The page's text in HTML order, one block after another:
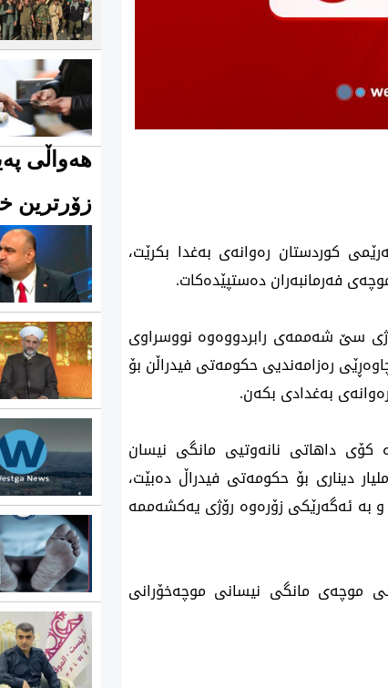
داهاتی نانه‌وتی هه‌رێمی كوردستان ر‌ه‌وانه‌ی به‌غدا بكرێت،
فه‌رمانبه‌ران ده‌ستپێده‌كات.
سێ شه‌ممه‌ی ر‌ابردووه‌وه‌ نووسراوی
ره‌زامه‌ندیی حكومه‌تی فیدراڵن بۆ
.
كۆی داهاتی نانه‌وتیی مانگی نیسان
نزیكه‌ی 100 ملیار دینار بووه‌، له‌و بڕ‌ه‌ش نزیكه‌ی 52 ملیار دیناری بۆ حكومه‌تی فیدراڵ ده‌بێت،
و به‌ ئه‌گه‌رێكی زۆره‌وه‌ ر‌ۆژی یه‌كشه‌ممه‌
موچه‌ی مانگی نیسانی موچه‌خۆرانی
هەواڵی
زۆرترین